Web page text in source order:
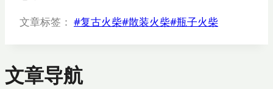
文章标签： #复古火柴#散装火柴#瓶子火柴
文章导航